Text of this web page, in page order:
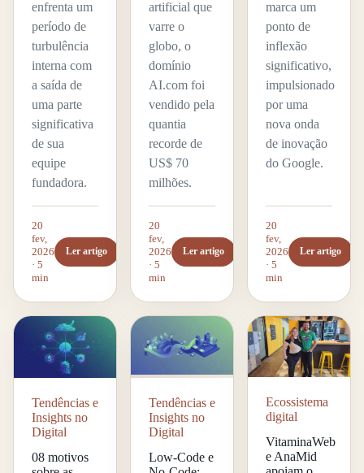
enfrenta um
período de
turbulência
interna com
a saída de
uma parte
significativa
de sua
equipe
fundadora.
20
fev,
2026
· 5
min
Ler artigo
artificial que
varre o
globo, o
domínio
AI.com foi
vendido pela
quantia
recorde de
US$ 70
milhões.
20
fev,
2026
· 5
min
Ler artigo
marca um
ponto de
inflexão
significativo,
impulsionado
por uma
nova onda
de inovação
do Google.
20
fev,
2026
· 5
min
Ler artigo
Tendências e
Insights no
Digital
08 motivos
Tendências e
Insights no
Digital
Low-Code e
Ecossistema
digital
VitaminaWeb
e AnaMid